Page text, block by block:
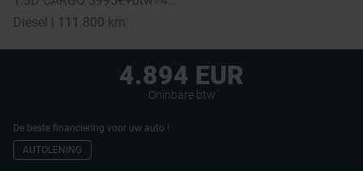
Diesel | 111.800 km
4.894 EUR
Oninbare btw
De beste financiering voor uw auto !
AUTOLENING